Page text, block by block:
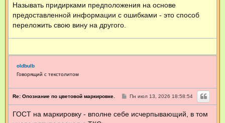
и
е
Называть придирками предположения на основе
предоставленной информации с ошибками - это способ
переложить свою вину на другого.
oldbulb
Говорящий с текстолитом
Re: Опознание по цветовой маркировке.
С
б
Пн июл 13, 2026 18:58:54
ГОСТ на маркировку - вполне себе исчерпывающий, в том